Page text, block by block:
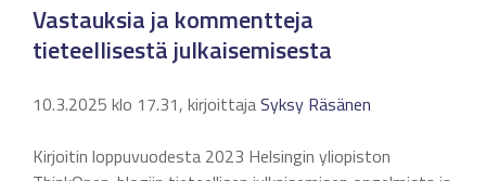
Vastauksia ja kommentteja
tieteellisestä julkaisemisesta
10.3.2025 klo 17.31, kirjoittajaSyksy Räsänen
Kirjoitin loppuvuodesta 2023 Helsingin yliopiston